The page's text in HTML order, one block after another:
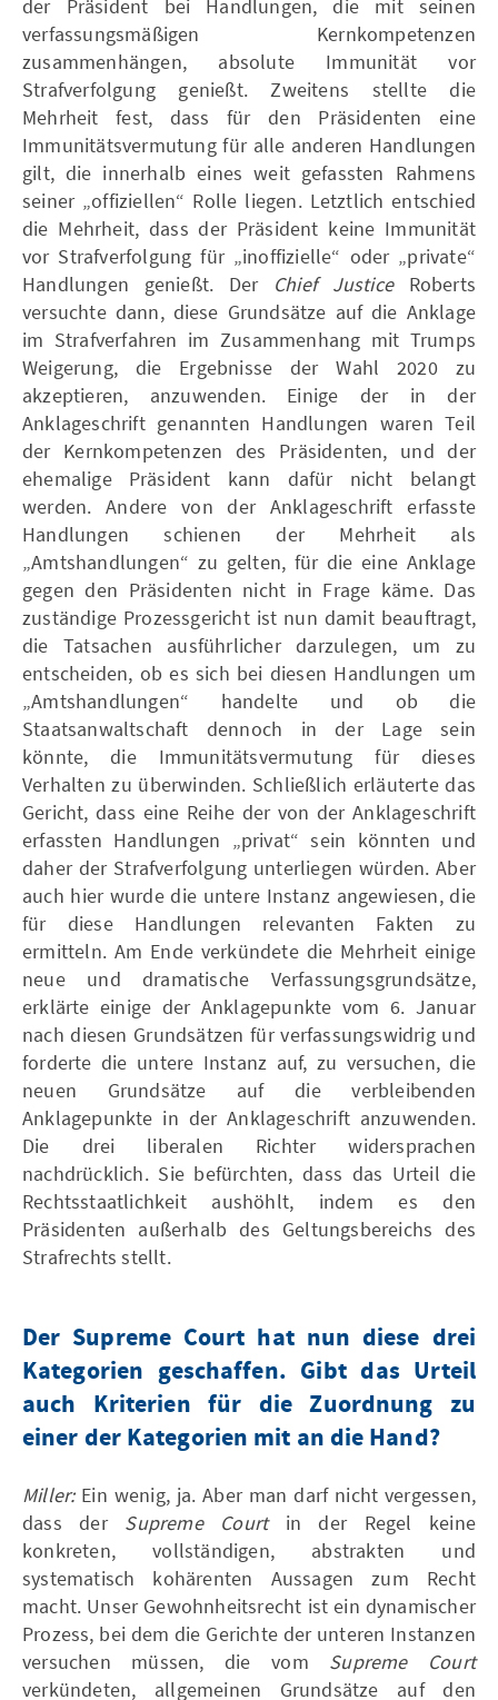
der Präsident bei Handlungen, die mit seinen
verfassungsmäßigen Kernkompetenzen
zusammenhängen, absolute Immunität vor
Strafverfolgung genießt. Zweitens stellte die
Mehrheit fest, dass für den Präsidenten eine
Immunitätsvermutung für alle anderen Handlungen
gilt, die innerhalb eines weit gefassten Rahmens
seiner „offiziellen“ Rolle liegen. Letztlich entschied
die Mehrheit, dass der Präsident keine Immunität
vor Strafverfolgung für „inoffizielle“ oder „private“
Handlungen genießt. Der Chief JusticeRoberts
versuchte dann, diese Grundsätze auf die Anklage
im Strafverfahren im Zusammenhang mit Trumps
Weigerung, die Ergebnisse der Wahl 2020 zu
akzeptieren, anzuwenden. Einige der in der
Anklageschrift genannten Handlungen waren Teil
der Kernkompetenzen des Präsidenten, und der
ehemalige Präsident kann dafür nicht belangt
werden. Andere von der Anklageschrift erfasste
Handlungen schienen der Mehrheit als
„Amtshandlungen“ zu gelten, für die eine Anklage
gegen den Präsidenten nicht in Frage käme. Das
zuständige Prozessgericht ist nun damit beauftragt,
die Tatsachen ausführlicher darzulegen, um zu
entscheiden, ob es sich bei diesen Handlungen um
„Amtshandlungen“ handelte und ob die
Staatsanwaltschaft dennoch in der Lage sein
könnte, die Immunitätsvermutung für dieses
Verhalten zu überwinden. Schließlich erläuterte das
Gericht, dass eine Reihe der von der Anklageschrift
erfassten Handlungen „privat“ sein könnten und
daher der Strafverfolgung unterliegen würden. Aber
auch hier wurde die untere Instanz angewiesen, die
für diese Handlungen relevanten Fakten zu
ermitteln. Am Ende verkündete die Mehrheit einige
neue und dramatische Verfassungsgrundsätze,
erklärte einige der Anklagepunkte vom 6. Januar
nach diesen Grundsätzen für verfassungswidrig und
forderte die untere Instanz auf, zu versuchen, die
neuen Grundsätze auf die verbleibenden
Anklagepunkte in der Anklageschrift anzuwenden.
Die drei liberalen Richter widersprachen
nachdrücklich. Sie befürchten, dass das Urteil die
Rechtsstaatlichkeit aushöhlt, indem es den
Präsidenten außerhalb des Geltungsbereichs des
Strafrechts stellt.
Der Supreme Court hat nun diese drei
Kategorien geschaffen. Gibt das Urteil
auch Kriterien für die Zuordnung zu
einer der Kategorien mit an die Hand?
Miller: Ein wenig, ja. Aber man darf nicht vergessen,
dass der Supreme Courtin der Regel keine
konkreten, vollständigen, abstrakten und
systematisch kohärenten Aussagen zum Recht
macht. Unser Gewohnheitsrecht ist ein dynamischer
Prozess, bei dem die Gerichte der unteren Instanzen
versuchen müssen, die vom Supreme Court
verkündeten, allgemeinen Grundsätze auf den